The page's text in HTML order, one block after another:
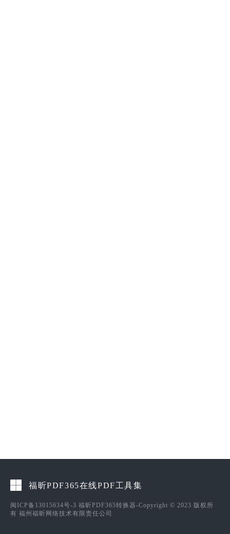
福昕PDF365在线PDF工具集
闽ICP备13015634号-3 福昕PDF365转换器-Copyright © 2023 版权所
有 福州福昕网络技术有限责任公司